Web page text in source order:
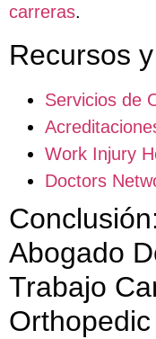
carreras.
Recursos
Servicios de
Work Injury
Doctors
Abogado
Trabajo